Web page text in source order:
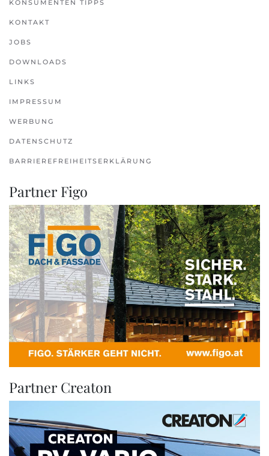
KONSUMENTEN TIPPS
KONTAKT
JOBS
DOWNLOADS
LINKS
IMPRESSUM
WERBUNG
DATENSCHUTZ
BARRIEREFREIHEITSERKLÄRUNG
Partner Figo
Partner Creaton